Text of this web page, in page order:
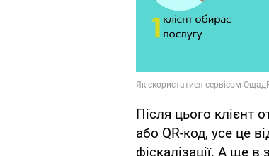
Після цього клієнт
або QR-код, усе це
фіскалізації. А ще в